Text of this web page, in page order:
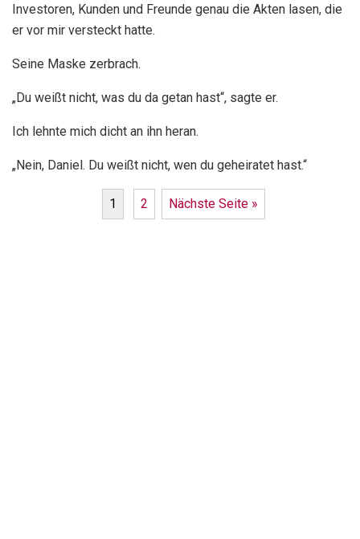
Investoren, Kunden und Freunde genau die Akten lasen, die
er vor mir versteckt hatte.
Seine Maske zerbrach.
„Du weißt nicht, was du da getan hast“, sagte er.
Ich lehnte mich dicht an ihn heran.
„Nein, Daniel. Du weißt nicht, wen du geheiratet hast.“
1 2 Nächste Seite »